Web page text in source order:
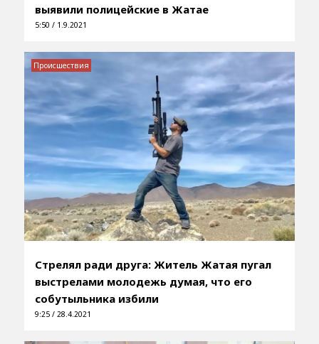
выявили полицейские в Жатае
5:50 / 1.9.2021
Стрелял ради друга: Житель Жатая пугал
выстрелами молодежь думая, что его
собутыльника избили
9:25 / 28.4.2021
Происшествия